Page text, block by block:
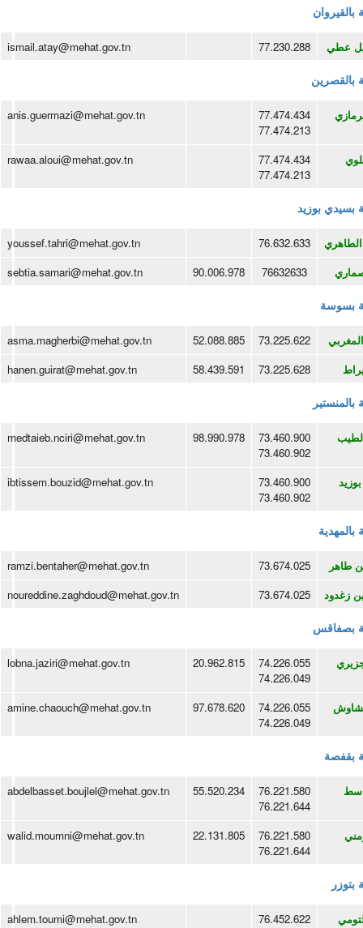
بالقيروان
عطي 77.230.288
ismail.atay@mehat.gov.tn
بالقصرين
77.474.434
77.474.213
anis.guermazi@mehat.gov.tn
77.474.434
77.474.213
rawaa.aloui@mehat.gov.tn
بسيدي بوزيد
76.632.633
youssef.tahri@mehat.gov.tn
76632633
90.006.978
sebtia.samari@mehat.gov.tn
بسوسة
73.225.622
52.088.885
asma.magherbi@mehat.gov.tn
73.225.628
58.439.591
hanen.guirat@mehat.gov.tn
بالمنستير
73.460.900
73.460.902
98.990.978
medtaieb.nciri@mehat.gov.tn
73.460.900
73.460.902
ibtissem.bouzid@mehat.gov.tn
بالمهدية
طاهر 73.674.025
ramzi.bentaher@mehat.gov.tn
زغدود
73.674.025
noureddine.zaghdoud@mehat.gov.tn
بصفاقس
74.226.055
74.226.049
20.962.815
lobna.jaziri@mehat.gov.tn
74.226.055
74.226.049
97.678.620
amine.chaouch@mehat.gov.tn
بقفصة
76.221.580
76.221.644
55.520.234
abdelbasset.boujlel@mehat.gov.tn
76.221.580
76.221.644
22.131.805
walid.moumni@mehat.gov.tn
بتوزر
76.452.622
ahlem.toumi@mehat.gov.tn